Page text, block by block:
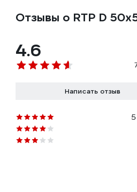
Отзывы о RTP D
4.6
Написать отзыв